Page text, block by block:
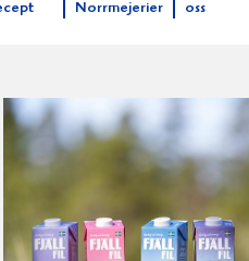
Norrmejerier
oss